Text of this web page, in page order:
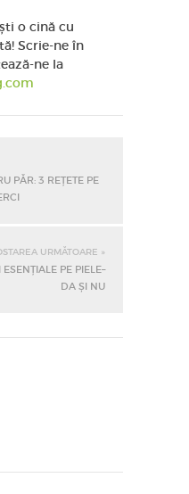
o cină cu
Scrie-ne în
ne la
PĂR: 3 REȚETE PE
URMĂTOARE »
PE PIELE–
DA ȘI NU